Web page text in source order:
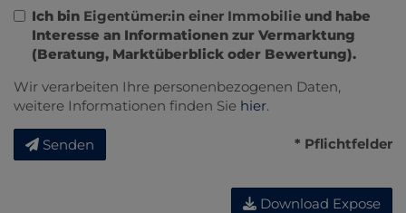
Ich bin Eigentümer:in einer Immobilie und habe
Interesse an Informationen zur Vermarktung
(Beratung, Marktüberblick oder Bewertung).
Wir verarbeiten Ihre personenbezogenen Daten,
weitere Informationen finden Sie hier.
Senden * Pflichtfelder
Download Expose